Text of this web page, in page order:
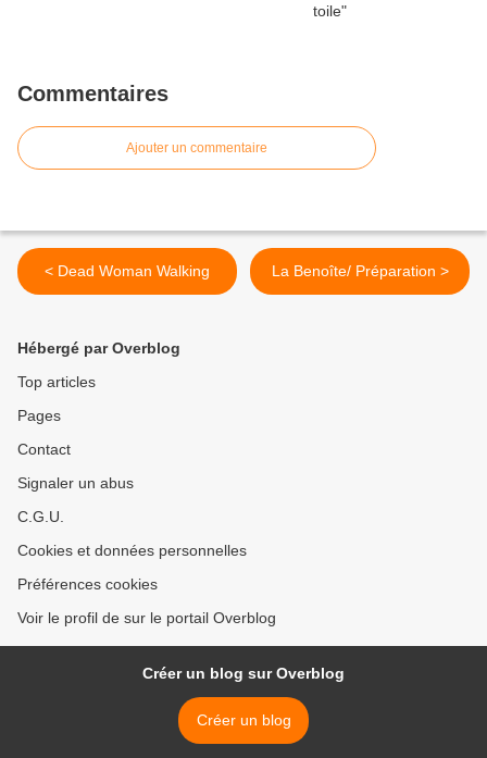
Commentaires
Ajouter un commentaire
< Dead Woman Walking La Benoîte/ Préparation >
Hébergé par Overblog
Top articles
Pages
Contact
Signaler un abus
C.G.U.
Cookies et données personnelles
Préférences cookies
Voir le profil de sur le portail Overblog
Créer un blog sur Overblog
Créer un blog